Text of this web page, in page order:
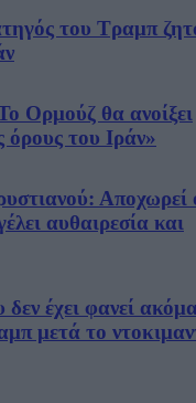
του Τραμπ
Ορμούζ θα ανοίξει
του Ιράν»
Αποχωρεί
αυθαιρεσία και
δεν έχει φανεί
μετά το